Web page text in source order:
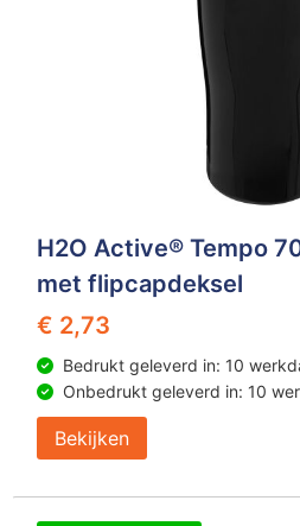
H2O Active® Tempo
met flipcapdeksel
€ 2,73
Bedrukt geleverd in: 10
Onbedrukt geleverd in: 10
Bekijken